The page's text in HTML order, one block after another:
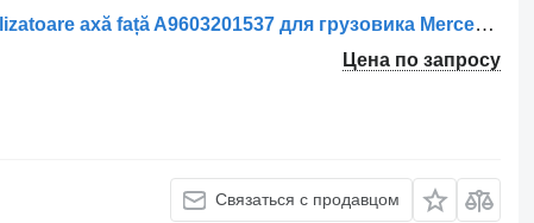
Реактивная тяга Legătură bară stabilizatoare axă față A9603201537 для грузовика Mercedes-Benz
Цена по запросу
Связаться с продавцом